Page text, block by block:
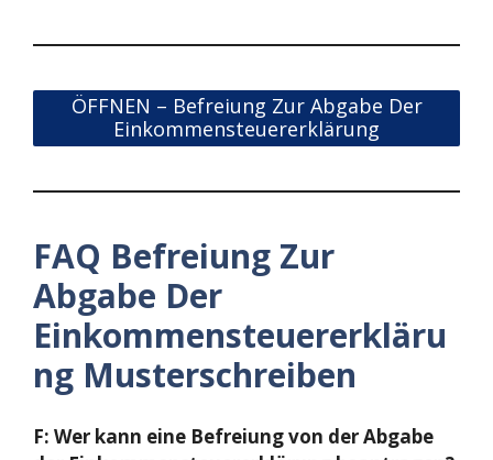
ÖFFNEN – Befreiung Zur Abgabe Der
Einkommensteuererklärung
FAQ Befreiung Zur
Abgabe Der
Einkommensteuererkläru
ng Musterschreiben
F: Wer kann eine Befreiung von der Abgabe